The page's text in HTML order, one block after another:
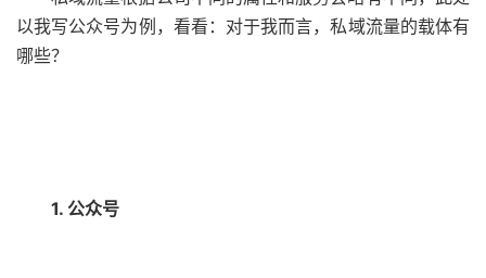
以我写公众号为例，看看：对于我而言，私域流量的载体有
哪些？
1. 公众号